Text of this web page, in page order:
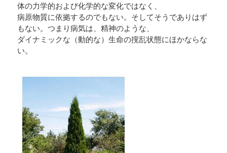
体の力学的および化学的な変化ではなく、
病原物質に依拠するのでもない。そしてそうでありはず
もない。つまり病気は、精神のような、
ダイナミックな（動的な）生命の撹乱状態にほかならな
い。